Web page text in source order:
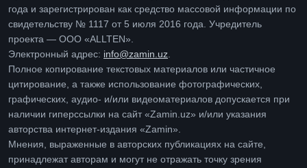
года и зарегистрирован как средство массовой информации по
свидетельству № 1117 от 5 июля 2016 года. Учредитель
проекта — ООО «ALLTEN».
Электронный адрес: info@zamin.uz
Полное копирование текстовых материалов или частичное
цитирование, а также использование фотографических,
графических, аудио- и/или видеоматериалов допускается при
наличии гиперссылки на сайт «Zamin.uz» и/или указания
авторства интернет-издания «Zamin».
Мнения, выраженные в авторских публикациях на сайте,
принадлежат авторам и могут не отражать точку зрения